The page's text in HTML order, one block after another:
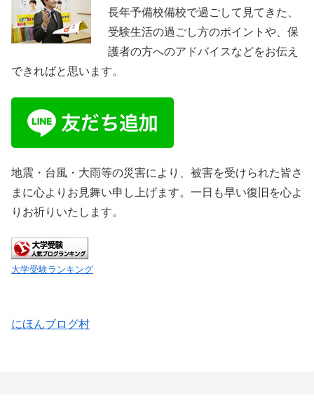
長年予備校備校で過ごして見てきた、
受験生活の過ごし方のポイントや、保
護者の方へのアドバイスなどをお伝え
できればと思います。
地震・台風・大雨等の災害により、被害を受けられた皆さ
まに心よりお見舞い申し上げます。一日も早い復旧を心よ
りお祈りいたします。
大学受験ランキング
にほんブログ村